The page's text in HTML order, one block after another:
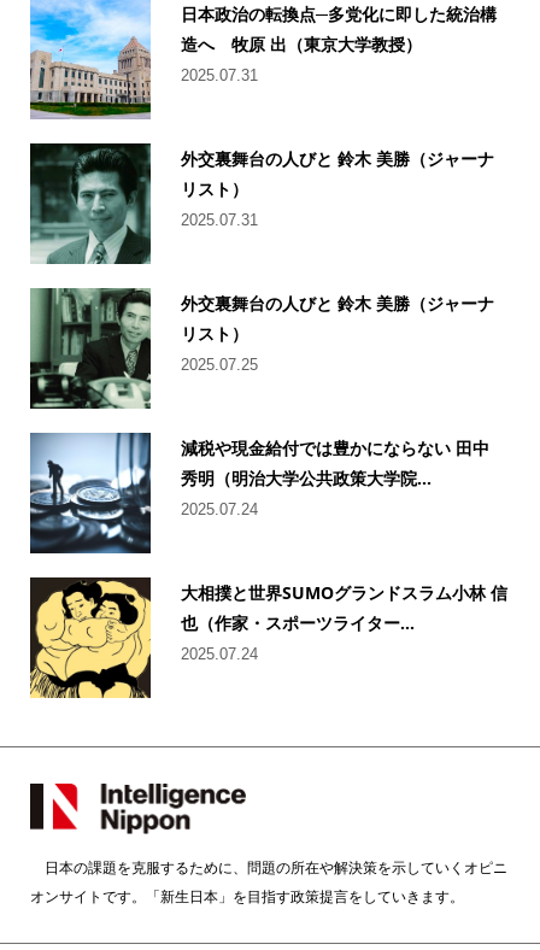
日本政治の転換点─多党化に即した統治構
造へ 牧原 出（東京大学教授）
2025.07.31
外交裏舞台の人びと 鈴木 美勝（ジャーナ
リスト）
2025.07.31
外交裏舞台の人びと 鈴木 美勝（ジャーナ
リスト）
2025.07.25
減税や現金給付では豊かにならない 田中
秀明（明治大学公共政策大学院...
2025.07.24
大相撲と世界SUMOグランドスラム小林 信
也（作家・スポーツライター...
2025.07.24
日本の課題を克服するために、問題の所在や解決策を示していくオピニ
オンサイトです。「新生日本」を目指す政策提言をしていきます。